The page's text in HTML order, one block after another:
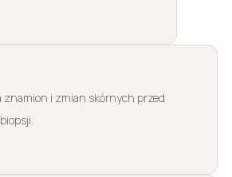
znamion i zmian skórnych przed